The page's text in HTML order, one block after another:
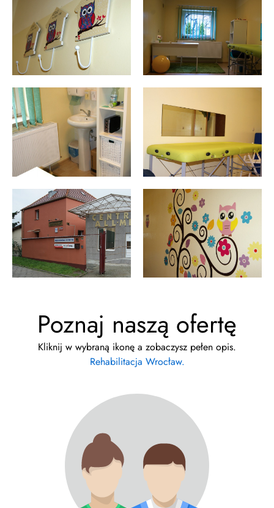
Poznaj naszą ofertę
Kliknij w wybraną ikonę a zobaczysz pełen opis.
Rehabilitacja Wrocław.